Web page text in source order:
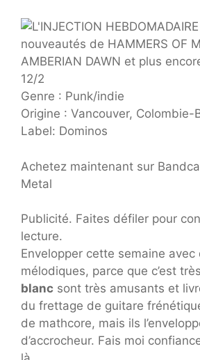
Genre : Punk/indie
Origine : Vancouver, Colombie-
Label: Dominos
Achetez maintenant sur
Metal
Publicité. Faites défiler pour
lecture.
Envelopper cette semaine
mélodiques, parce que c’est
blanc sont très amusants et
du frettage de guitare
de mathcore, mais ils
d’accrocheur. Fais moi